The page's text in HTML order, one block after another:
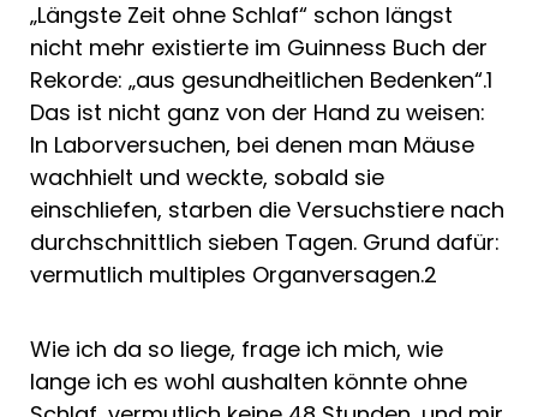
„Längste Zeit ohne Schlaf“ schon längst
nicht mehr existierte im Guinness Buch der
Rekorde: „aus gesundheitlichen Bedenken“.1
Das ist nicht ganz von der Hand zu weisen:
In Laborversuchen, bei denen man Mäuse
wachhielt und weckte, sobald sie
einschliefen, starben die Versuchstiere nach
durchschnittlich sieben Tagen. Grund dafür:
vermutlich multiples Organversagen.2
Wie ich da so liege, frage ich mich, wie
lange ich es wohl aushalten könnte ohne